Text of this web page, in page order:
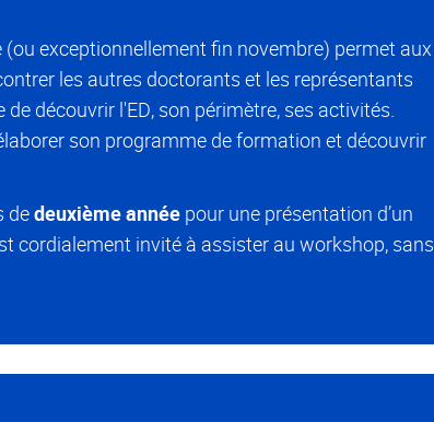
(ou exceptionnellement fin novembre) permet aux
les autres doctorants et les représentants
découvrir l'ED, son périmètre, ses activités.
son programme de formation et découvrir
dedeuxième annéepour une présentation d’un
cordialement invité à assister au workshop, sans